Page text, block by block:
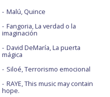
Malú, Quince
Fangoria, La verdad o la
imaginación
David DeMaría, La puerta
mágica
Siloé, Terrorismo emocional
RAYE, This music may contain
hope.